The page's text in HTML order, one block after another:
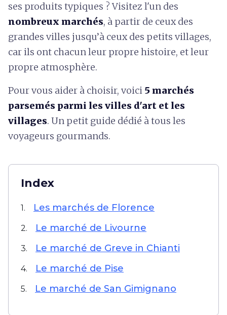
ses produits typiques ? Visitez l'un des
nombreux marchés, à partir de ceux des
grandes villes jusqu’à ceux des petits villages,
car ils ont chacun leur propre histoire, et leur
propre atmosphère.
Pour vous aider à choisir, voici 5 marchés
parsemés parmi les villes d'art et les
villages. Un petit guide dédié à tous les
voyageurs gourmands.
Index
1. Les marchés de Florence
2. Le marché de Livourne
3. Le marché de Greve in Chianti
4. Le marché de Pise
5. Le marché de San Gimignano